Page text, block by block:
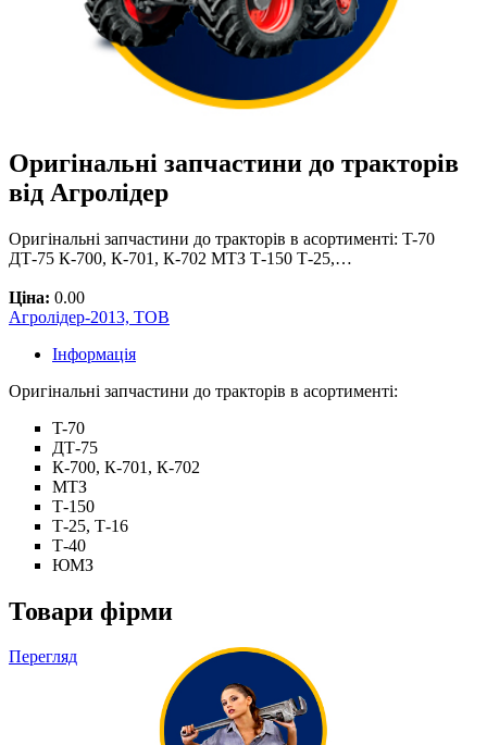
Оригінальні запчастини до тракторів
від Агролідер
Оригінальні запчастини до тракторів в асортименті: T-70
ДТ-75 К-700, К-701, К-702 МТЗ Т-150 Т-25,…
Ціна: 0.00
Агролідер-2013, ТОВ
Інформація
Оригінальні запчастини до тракторів в асортименті:
T-70
ДТ-75
К-700, К-701, К-702
МТЗ
Т-150
Т-25, Т-16
Т-40
ЮМЗ
Товари фірми
Перегляд